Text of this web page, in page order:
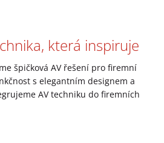
která inspiruje
špičková AV řešení pro firemní
s elegantním designem a
AV techniku do firemních